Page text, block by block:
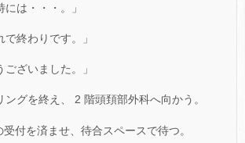
は・・・。」
終わりです。」
ざいました。」
ングを終え、 2 階頭頚部外科へ向かう。
付を済ませ、待合スペースで待つ。